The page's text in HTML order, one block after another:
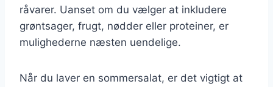
råvarer. Uanset om du vælger at inkludere
grøntsager, frugt, nødder eller proteiner, er
mulighederne næsten uendelige.
Når du laver en sommersalat, er det vigtigt at